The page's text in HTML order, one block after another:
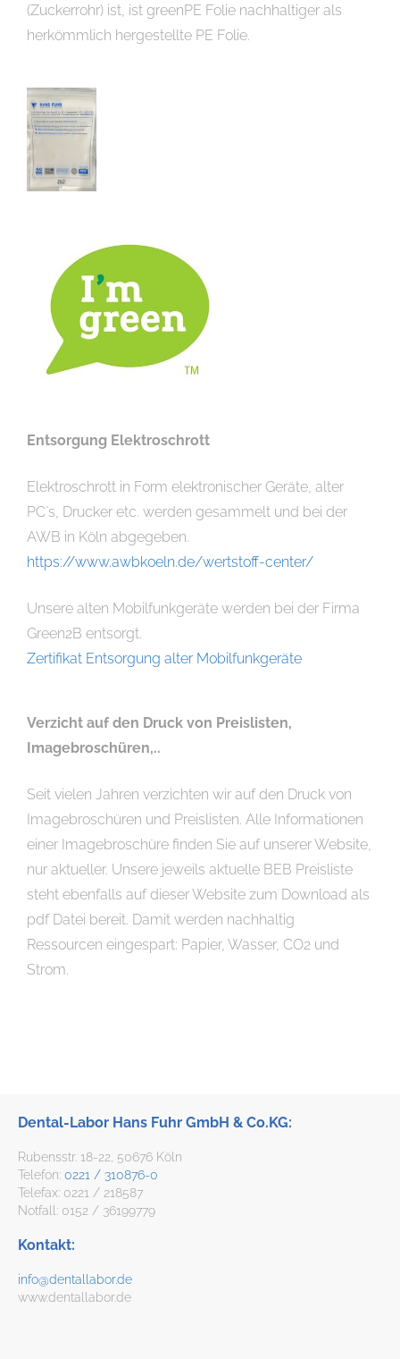
(Zuckerrohr) ist, ist greenPE Folie nachhaltiger als
herkömmlich hergestellte PE Folie.
Entsorgung Elektroschrott
Elektroschrott in Form elektronischer Geräte, alter
PC`s, Drucker etc. werden gesammelt und bei der
AWB in Köln abgegeben.
https://www.awbkoeln.de/wertstoff-center/
Unsere alten Mobilfunkgeräte werden bei der Firma
Green2B entsorgt.
Zertifikat Entsorgung alter Mobilfunkgeräte
Verzicht auf den Druck von Preislisten,
Imagebroschüren,..
Seit vielen Jahren verzichten wir auf den Druck von
Imagebroschüren und Preislisten. Alle Informationen
einer Imagebroschüre finden Sie auf unserer Website,
nur aktueller. Unsere jeweils aktuelle BEB Preisliste
steht ebenfalls auf dieser Website zum Download als
pdf Datei bereit. Damit werden nachhaltig
Ressourcen eingespart: Papier, Wasser, CO2 und
Strom.
Dental-Labor Hans Fuhr GmbH & Co.KG:
Rubensstr. 18-22, 50676 Köln
Telefon: 0221 / 310876-0
Telefax: 0221 / 218587
Notfall: 0152 / 36199779
Kontakt:
info@dentallabor.de
www.dentallabor.de